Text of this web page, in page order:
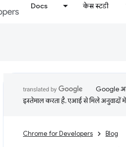
Docs केस स्टडी
Google
इस्तेमाल करता है. एआई से मिले अनुवादों
Chrome for Developers Blog